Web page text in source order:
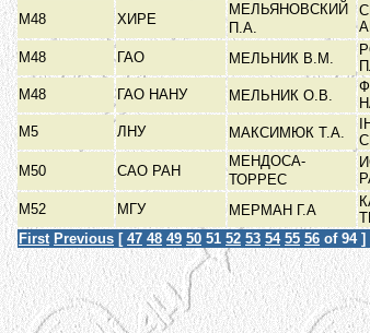
М48 ХИРЕ
МЕЛЬЯНОВСКИЙ
П.А.
М48 ГАО МЕЛЬНИК В.М.
М48 ГАО НАНУ МЕЛЬНИК О.В.
М5 ЛНУ МАКСИМЮК Т.А.
М50 САО РАН
МЕНДОСА-
ТОРРЕС
М52 МГУ МЕРМАН Г.А
First Previous [ 47 48 49 50 51 52 53 54 55 56 of 94 ]